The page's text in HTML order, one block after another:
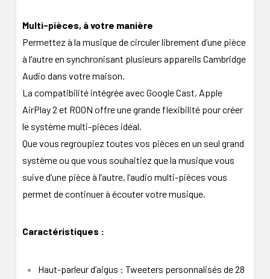
Multi-pièces, à votre manière
Permettez à la musique de circuler librement d’une pièce
à l’autre en synchronisant plusieurs appareils Cambridge
Audio dans votre maison.
La compatibilité intégrée avec Google Cast, Apple
AirPlay 2 et ROON offre une grande flexibilité pour créer
le système multi-pièces idéal.
Que vous regroupiez toutes vos pièces en un seul grand
système ou que vous souhaitiez que la musique vous
suive d’une pièce à l’autre, l’audio multi-pièces vous
permet de continuer à écouter votre musique.
Caractéristiques :
Haut-parleur d’aigus : Tweeters personnalisés de 28